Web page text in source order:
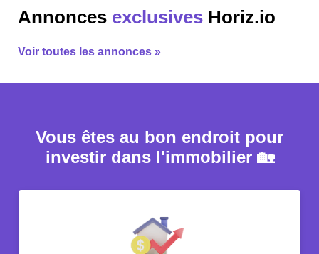
Annonces exclusives Horiz.io
Voir toutes les annonces »
Vous êtes au bon endroit pour
investir dans l'immobilier 🏡